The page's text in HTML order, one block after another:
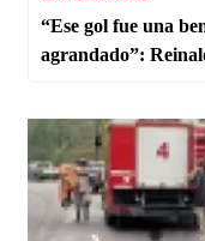
“Ese gol fue una
agrandado”: